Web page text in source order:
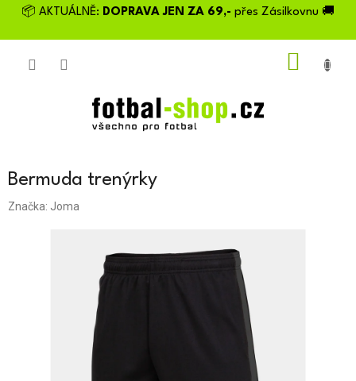
Přejít📦 AKTUÁLNĚ: DOPRAVA JEN ZA 69,- přes Zásilkovnu 🚚
Bermuda trenýrky
Značka: Joma